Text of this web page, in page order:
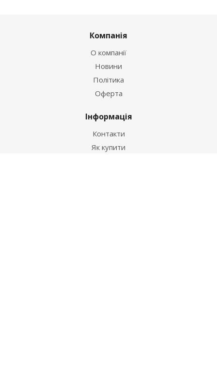
Компанія
О компанії
Новини
Політика
Оферта
Інформація
Контакти
Як купити